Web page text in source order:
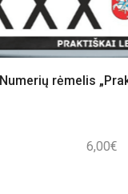
Numerių rėmelis
6,00€